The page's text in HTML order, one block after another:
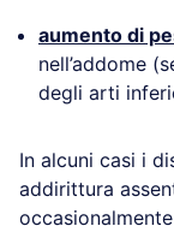
aumento di
nell’addome
degli arti
In alcuni casi i
addirittura